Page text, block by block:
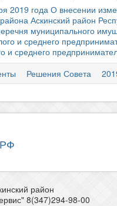
2019 года О внесении
Аскинский район
муниципального
и среднего
и среднего
Решения Совета
район
8(347)294-98-00